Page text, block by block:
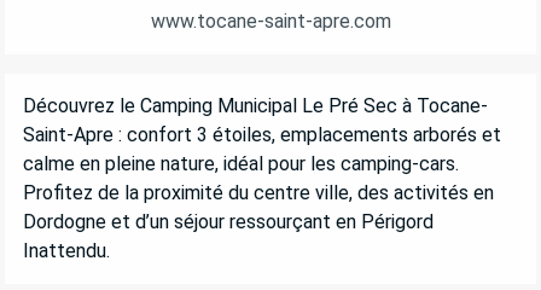
www.tocane-saint-apre.com
DESCRIPTION
Découvrez le Camping Municipal Le Pré Sec à Tocane-
Saint-Apre : confort 3 étoiles, emplacements arborés et
calme en pleine nature, idéal pour les camping-cars.
Profitez de la proximité du centre ville, des activités en
Dordogne et d’un séjour ressourçant en Périgord
Inattendu.